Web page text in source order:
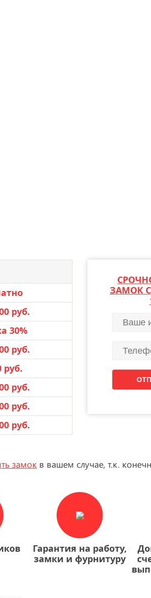
руб.
30%
руб.
руб.
руб.
руб.
руб.
ЗАМОК
замок в вашем случае, т.к.
Гарантия на работу,
замки и фурнитуру